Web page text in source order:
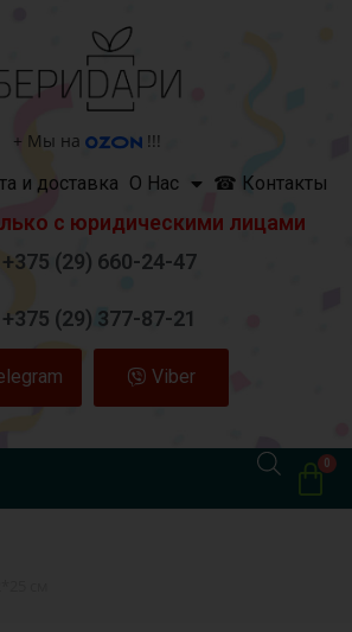
+ Мы на
!!!
и доставка О Нас ☎ Контакты
с юридическими лицами
+375 (29) 660-24-47
+375 (29) 377-87-21
Viber